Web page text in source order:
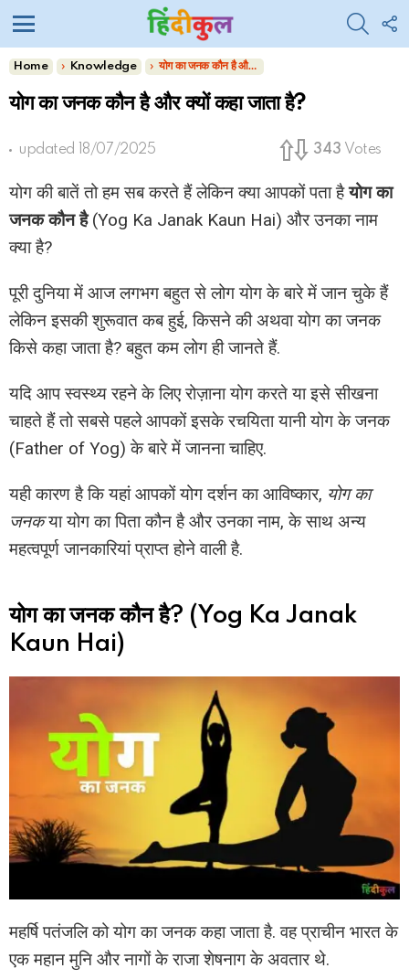
You are here:
Home Knowledge योग का जनक कौन है और क्यों कहा जाता है?
योग का जनक कौन है और क्यों कहा जाता है?
updated 18/07/2025 343 Votes
योग की बातें तो हम सब करते हैं लेकिन क्या आपकों पता हैयोग का
जनक कौन है(Yog Ka Janak Kaun Hai) और उनका नाम
क्या है?
पूरी दुनिया में आज लगभग बहुत से लोग योग के बारे में जान चुके हैं
लेकिन इसकी शुरूवात कब हुई, किसने की अथवा योग का जनक
किसे कहा जाता है? बहुत कम लोग ही जानते हैं.
यदि आप स्वस्थ्य रहने के लिए रोज़ाना योग करते या इसे सीखना
चाहते हैं तो सबसे पहले आपकों इसके रचयिता यानी योग के जनक
(Father of Yog) के बारे में जानना चाहिए.
यही कारण है कि यहां आपकों योग दर्शन का आविष्कार, योग का
जनकया योग का पिता कौन है और उनका नाम, के साथ अन्य
महत्वपूर्ण जानकारियां प्राप्त होने वाली है.
योग का जनक कौन है? (Yog Ka Janak
Kaun Hai)
महर्षि पतंजलि को योग का जनक कहा जाता है. वह प्राचीन भारत के
एक महान मुनि और नागों के राजा शेषनाग के अवतार थे.